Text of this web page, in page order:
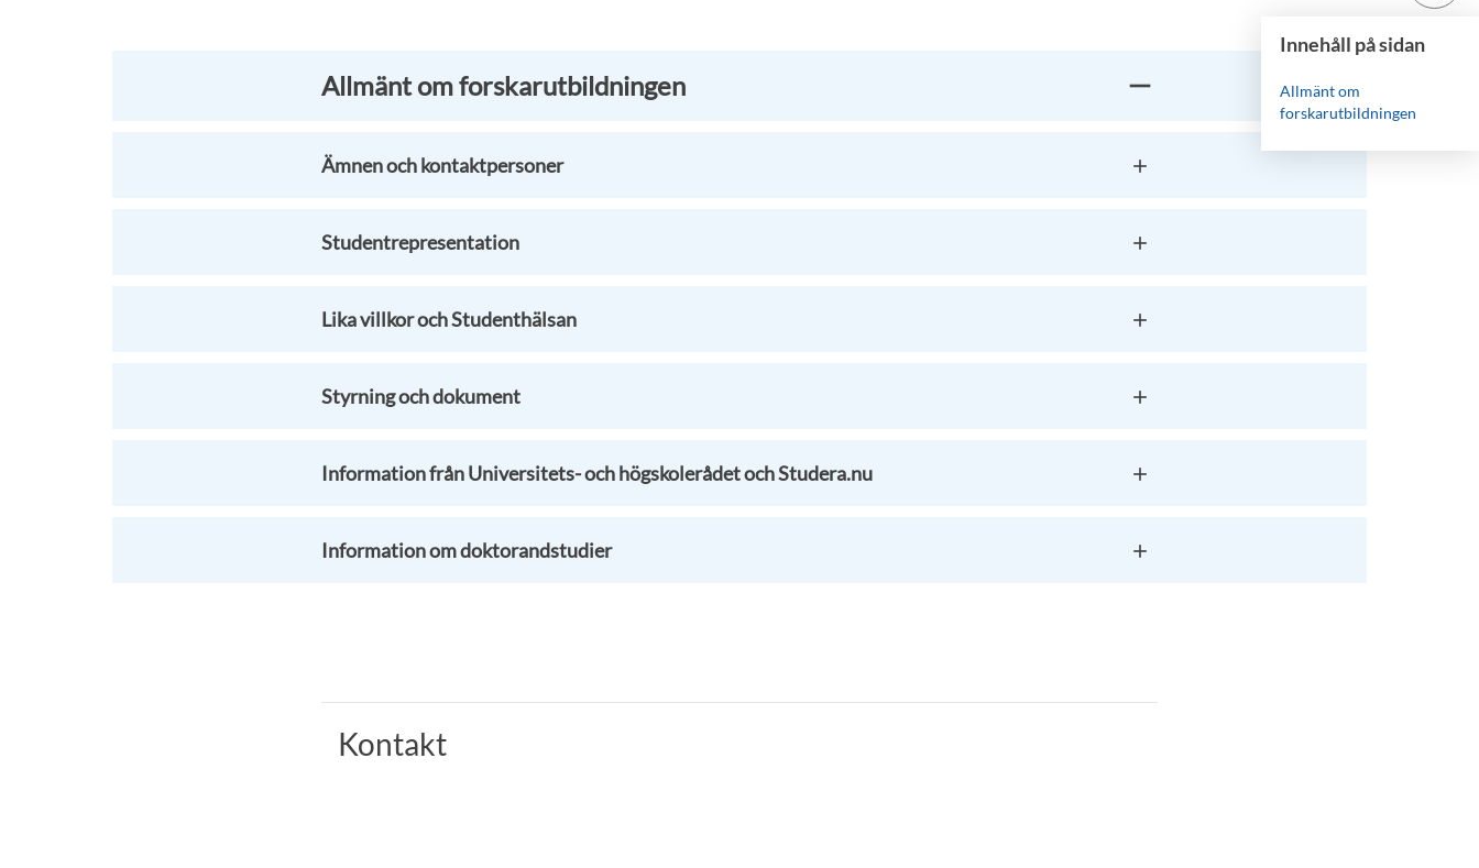
Innehåll på sidan
Allmänt om
forskarutbildningen
Allmänt om forskarutbildningen
Ämnen och kontaktpersoner
Studentrepresentation
Lika villkor och Studenthälsan
Styrning och dokument
Information från Universitets- och högskolerådet och Studera.nu
Information om doktorandstudier
Kontakt